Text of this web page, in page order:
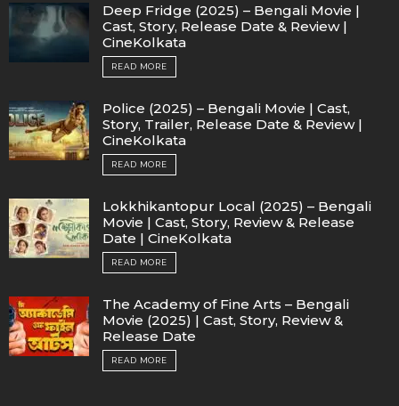
Deep Fridge (2025) – Bengali Movie |
Cast, Story, Release Date & Review |
CineKolkata
READ MORE
Police (2025) – Bengali Movie | Cast,
Story, Trailer, Release Date & Review |
CineKolkata
READ MORE
Lokkhikantopur Local (2025) – Bengali
Movie | Cast, Story, Review & Release
Date | CineKolkata
READ MORE
The Academy of Fine Arts – Bengali
Movie (2025) | Cast, Story, Review &
Release Date
READ MORE